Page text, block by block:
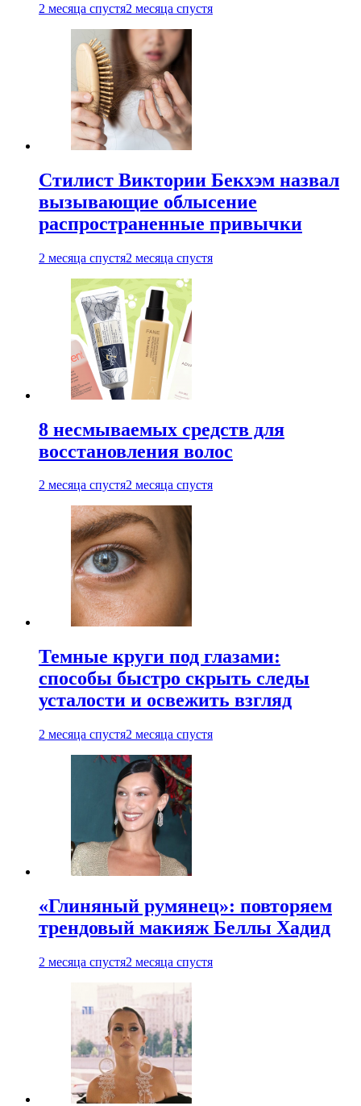
2 месяца спустя2 месяца спустя
Стилист Виктории Бекхэм назвал
вызывающие облысение
распространенные привычки
2 месяца спустя2 месяца спустя
8 несмываемых средств для
восстановления волос
2 месяца спустя2 месяца спустя
Темные круги под глазами:
способы быстро скрыть следы
усталости и освежить взгляд
2 месяца спустя2 месяца спустя
«Глиняный румянец»: повторяем
трендовый макияж Беллы Хадид
2 месяца спустя2 месяца спустя